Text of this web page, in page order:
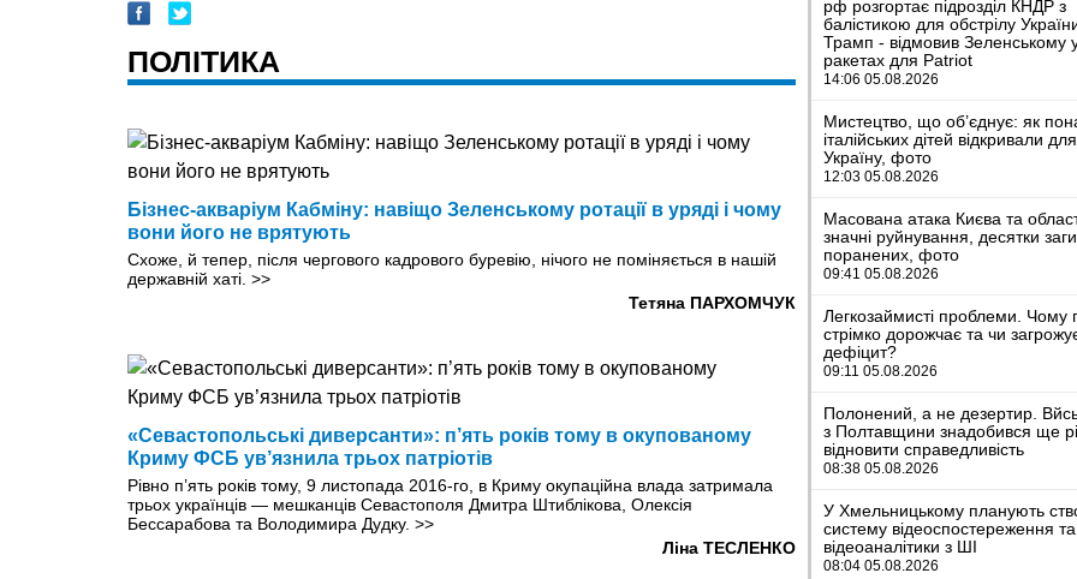
ПОЛІТИКА
Бізнес-акваріум Кабміну: навіщо Зеленському ротації в уряді і чому
вони його не врятують
Схоже, й тепер, після чергового кадрового буревію, нічого не поміняється в нашій
дер­жавній хаті. >>
Тетяна ПАРХОМЧУК
«Севастопольські диверсанти»: п’ять років тому в окупованому
Криму ФСБ ув’язнила трьох патріотів
Рівно п’ять років тому, 9 листопада 2016-го, в Криму окупаційна влада затримала
трьох українців — мешканців Севастополя Дмитра Штиблікова, Олексія
Бессарабова та Володимира Дудку. >>
Ліна ТЕСЛЕНКО
рф розгортає підрозділ КНДР з
балістикою для обстрілу
Трамп - відмовив Зеленському
ракетах для Patriot
14:06 05.08.2026
Мистецтво, що об’єднує: як
італійських дітей відкривали
Україну, фото
12:03 05.08.2026
Масована атака Києва та
значні руйнування, десятки
поранених, фото
09:41 05.08.2026
Легкозаймисті проблеми. Чому
стрімко дорожчає та чи
дефіцит?
09:11 05.08.2026
Полонений, а не дезертир.
з Полтавщини знадобився ще
відновити справедливість
08:38 05.08.2026
У Хмельницькому планують
систему відеоспостереження та
відеоаналітики з ШІ
08:04 05.08.2026